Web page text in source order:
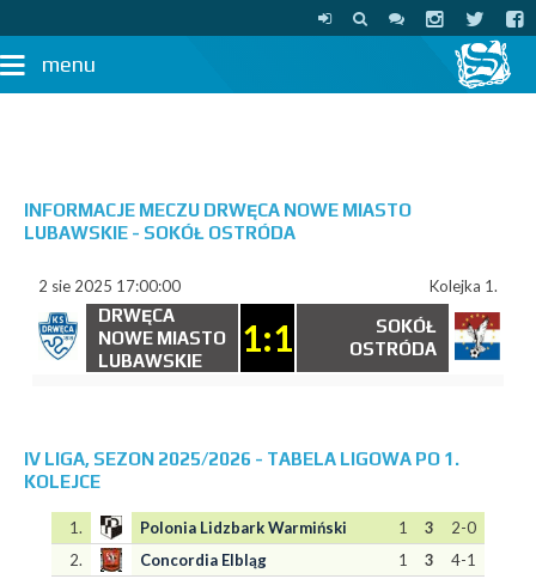
menu
INFORMACJE MECZU DRWĘCA NOWE MIASTO
LUBAWSKIE - SOKÓŁ OSTRÓDA
2 sie 2025 17:00:00 Kolejka 1.
DRWĘCA
NOWE MIASTO
LUBAWSKIE
1:1
SOKÓŁ
OSTRÓDA
IV LIGA, SEZON 2025/2026 - TABELA LIGOWA PO 1.
KOLEJCE
1. Polonia Lidzbark Warmiński 1 3
2-0
2.
Concordia Elbląg 1 3
4-1